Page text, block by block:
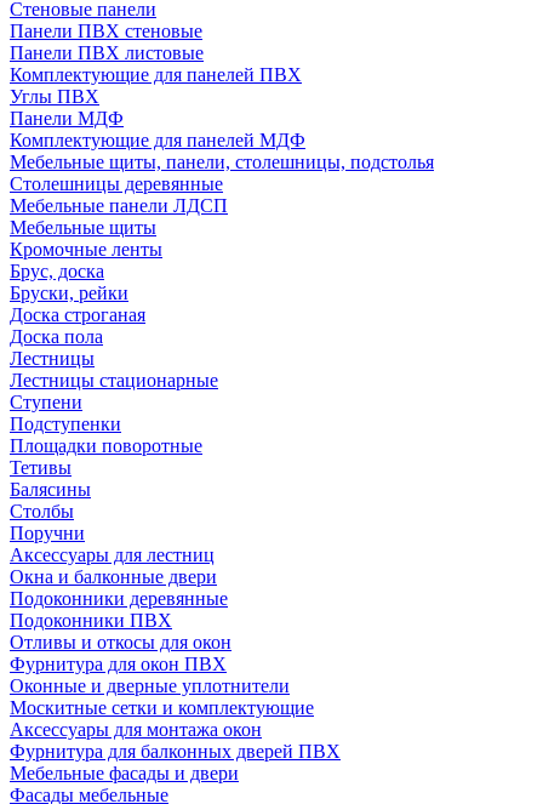
Стеновые панели
Панели ПВХ стеновые
Панели ПВХ листовые
Комплектующие для панелей ПВХ
Углы ПВХ
Панели МДФ
Комплектующие для панелей МДФ
Мебельные щиты, панели, столешницы, подстолья
Столешницы деревянные
Мебельные панели ЛДСП
Мебельные щиты
Кромочные ленты
Брус, доска
Бруски, рейки
Доска строганая
Доска пола
Лестницы
Лестницы стационарные
Ступени
Подступенки
Площадки поворотные
Тетивы
Балясины
Столбы
Поручни
Аксессуары для лестниц
Окна и балконные двери
Подоконники деревянные
Подоконники ПВХ
Отливы и откосы для окон
Фурнитура для окон ПВХ
Оконные и дверные уплотнители
Москитные сетки и комплектующие
Аксессуары для монтажа окон
Фурнитура для балконных дверей ПВХ
Мебельные фасады и двери
Фасады мебельные